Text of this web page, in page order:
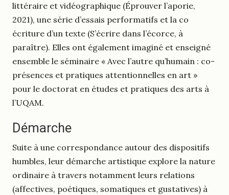
littéraire et vidéographique (Éprouver l’aporie,
2021), une série d’essais performatifs et la co
écriture d’un texte (S’écrire dans l’écorce, à
paraître). Elles ont également imaginé et enseigné
ensemble le séminaire « Avec l’autre qu’humain : co-
présences et pratiques attentionnelles en art »
pour le doctorat en études et pratiques des arts à
l’UQAM.
Démarche
Suite à une correspondance autour des dispositifs
humbles, leur démarche artistique explore la nature
ordinaire à travers notamment leurs relations
(affectives, poétiques, somatiques et gustatives) à